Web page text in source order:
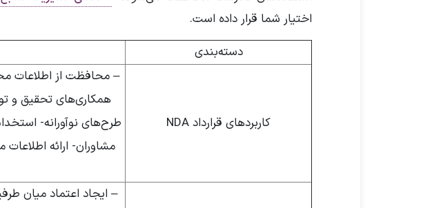
اختیار شما قرار داده است.
دسته‌بندی
کاربردهای قرارداد NDA
– محافظت از اطلاعات
طرح‌های نوآورانه-
مشاوران- ارائه اطلاعات
– ایجاد اعتماد میان